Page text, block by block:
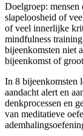
Doelgroep: mensen
slapeloosheid of
of veel innerlijke
mindfulness
bijeenkomsten niet
bijeenkomst of
In 8 bijeenkomsten
aandacht alert en
denkprocessen en
van meditatieve